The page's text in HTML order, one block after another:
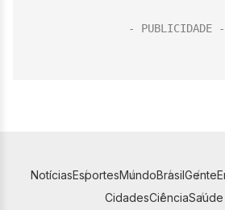
NotíciasEsportesMundoBrasilGente
CidadesCiênciaSaúde